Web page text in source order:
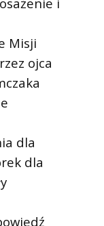
Misji
ojca
dla
dla